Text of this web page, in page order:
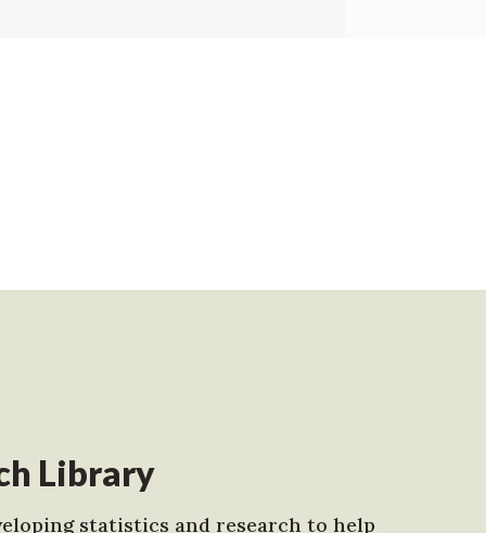
Library
statistics and research to help